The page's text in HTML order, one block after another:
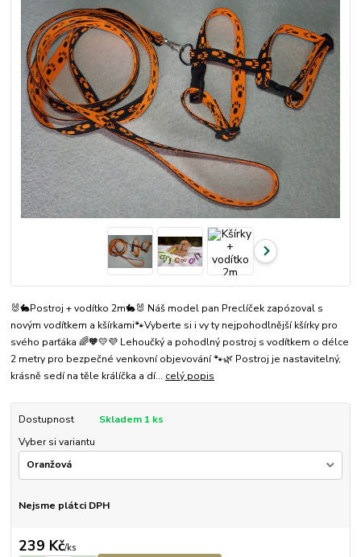
🐰🐇Postroj + vodítko 2m🐇🐰 Náš model pan Preclíček zapózoval s
novým vodítkem a kšírkami🐾Vyberte si i vy ty nejpohodlnější kšírky pro
svého parťáka 🌈🧡💛💜 Lehoučký a pohodlný postroj s vodítkem o délce
2 metry pro bezpečné venkovní objevování 🐾🌿 Postroj je nastavitelný,
krásně sedí na těle králíčka a dí... celý popis
Dostupnost
Skladem 1 ks
Vyber si variantu
Nejsme plátci DPH
239 Kč/ks